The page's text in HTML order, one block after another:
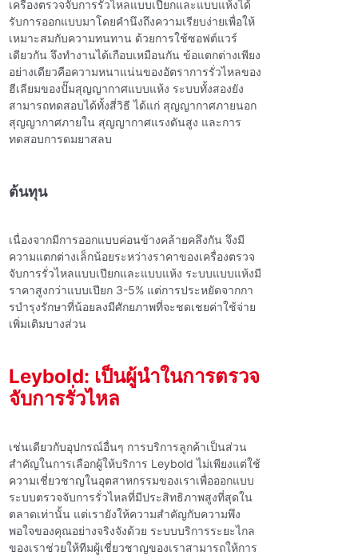
เครื่องตรวจจับการรั่วไหลแบบเปียกและแบบแห้งได้
รับการออกแบบมาโดยคํานึงถึงความเรียบง่ายเพื่อให้
เหมาะสมกับความทนทาน ด้วยการใช้ซอฟต์แวร์
เดียวกัน จึงทํางานได้เกือบเหมือนกัน ข้อแตกต่างเพียง
อย่างเดียวคือความหนาแน่นของอัตราการรั่วไหลของ
ฮีเลียมของปั๊มสุญญากาศแบบแห้ง ระบบทั้งสองยัง
สามารถทดสอบได้ทั้งสี่วิธี ได้แก่ สุญญากาศภายนอก
สุญญากาศภายใน สุญญากาศแรงดันสูง และการ
ทดสอบการดมยาสลบ
ต้นทุน
เนื่องจากมีการออกแบบค่อนข้างคล้ายคลึงกัน จึงมี
ความแตกต่างเล็กน้อยระหว่างราคาของเครื่องตรวจ
จับการรั่วไหลแบบเปียกและแบบแห้ง ระบบแบบแห้งมี
ราคาสูงกว่าแบบเปียก 3-5% แต่การประหยัดจากกา
รบํารุงรักษาที่น้อยลงมีศักยภาพที่จะชดเชยค่าใช้จ่าย
เพิ่มเติมบางส่วน
Leybold: เป็นผู้นําในการตรวจ
จับการรั่วไหล
เช่นเดียวกับอุปกรณ์อื่นๆ การบริการลูกค้าเป็นส่วน
สําคัญในการเลือกผู้ให้บริการ Leybold ไม่เพียงแต่ใช้
ความเชี่ยวชาญในอุตสาหกรรมของเราเพื่อออกแบบ
ระบบตรวจจับการรั่วไหลที่มีประสิทธิภาพสูงที่สุดใน
ตลาดเท่านั้น แต่เรายังให้ความสําคัญกับความพึง
พอใจของคุณอย่างจริงจังด้วย ระบบบริการระยะไกล
ของเราช่วยให้ทีมผู้เชี่ยวชาญของเราสามารถให้การ